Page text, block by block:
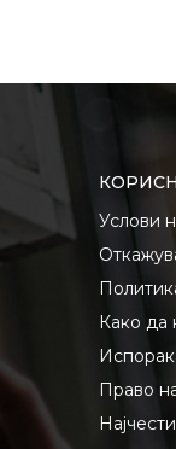
Услови
Како да
Право